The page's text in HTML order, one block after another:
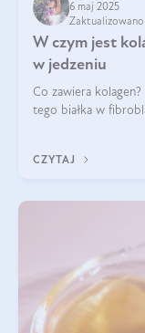
6 maj 2025
Zaktualizowano
W czym jest
w jedzeniu
Co zawiera
tego białka w
CZYTAJ